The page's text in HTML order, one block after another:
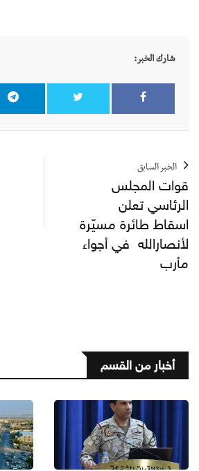
شارك الخبر:
الخبر السابق
قوات المجلس
الرئاسي تعلن
اسقاط طائرة مسيّرة
لأنصارالله في أجواء
مأرب
أخبار من القسم